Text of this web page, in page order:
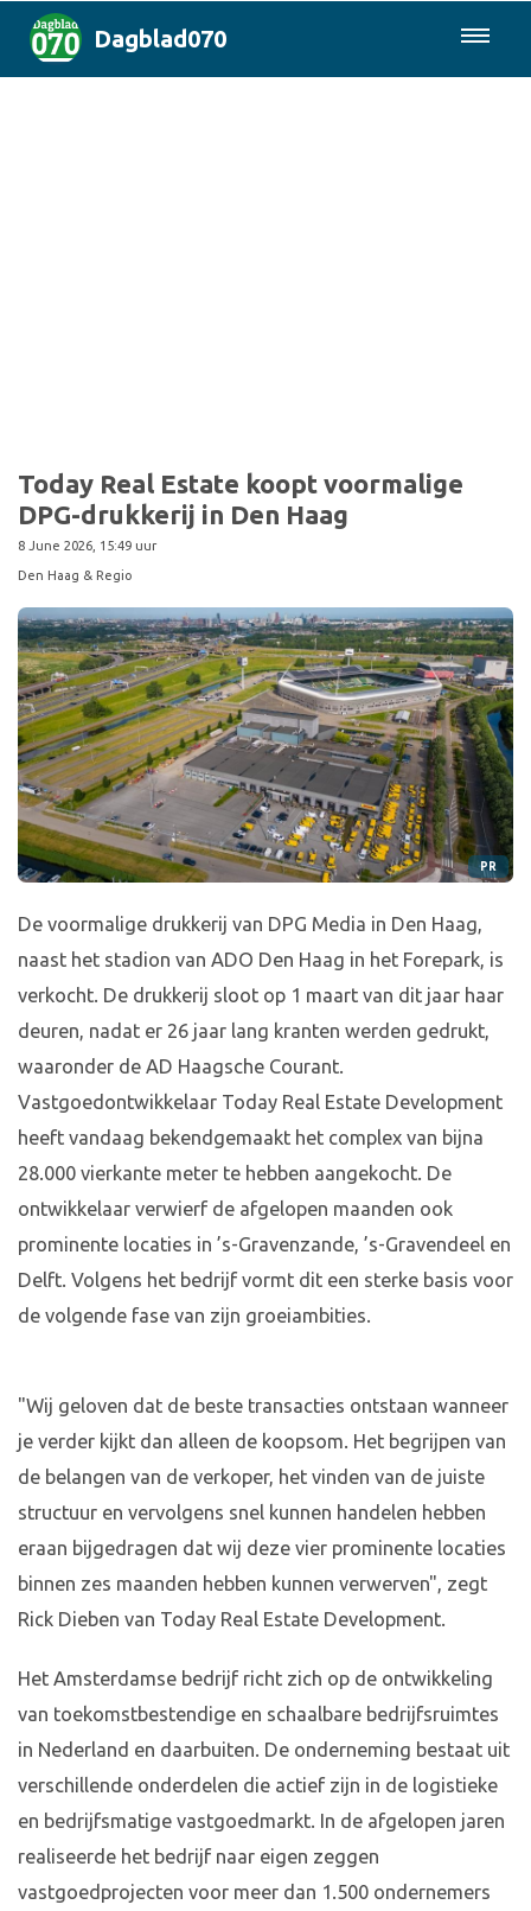
Dagblad070
Today Real Estate koopt voormalige
DPG-drukkerij in Den Haag
8 June 2026, 15:49 uur
Den Haag & Regio
PR
De voormalige drukkerij van DPG Media in Den Haag,
naast het stadion van ADO Den Haag in het Forepark, is
verkocht. De drukkerij sloot op 1 maart van dit jaar haar
deuren, nadat er 26 jaar lang kranten werden gedrukt,
waaronder de AD Haagsche Courant.
Vastgoedontwikkelaar Today Real Estate Development
heeft vandaag bekendgemaakt het complex van bijna
28.000 vierkante meter te hebben aangekocht. De
ontwikkelaar verwierf de afgelopen maanden ook
prominente locaties in ’s-Gravenzande, ’s-Gravendeel en
Delft. Volgens het bedrijf vormt dit een sterke basis voor
de volgende fase van zijn groeiambities.
"Wij geloven dat de beste transacties ontstaan wanneer
je verder kijkt dan alleen de koopsom. Het begrijpen van
de belangen van de verkoper, het vinden van de juiste
structuur en vervolgens snel kunnen handelen hebben
eraan bijgedragen dat wij deze vier prominente locaties
binnen zes maanden hebben kunnen verwerven", zegt
Rick Dieben van Today Real Estate Development.
Het Amsterdamse bedrijf richt zich op de ontwikkeling
van toekomstbestendige en schaalbare bedrijfsruimtes
in Nederland en daarbuiten. De onderneming bestaat uit
verschillende onderdelen die actief zijn in de logistieke
en bedrijfsmatige vastgoedmarkt. In de afgelopen jaren
realiseerde het bedrijf naar eigen zeggen
vastgoedprojecten voor meer dan 1.500 ondernemers